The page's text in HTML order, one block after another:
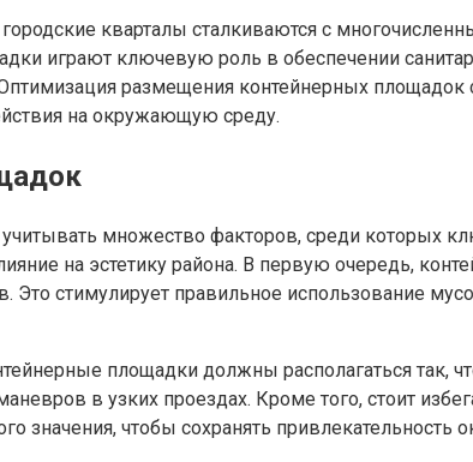
кварталы сталкиваются с
играют ключевую роль в обеспечении
размещения контейнерных
на окружающую среду.
множество факторов, среди которых
на эстетику района. В первую очередь,
стимулирует правильное использование
площадки должны располагаться так,
в узких проездах. Кроме того, стоит
значения, чтобы сохранять